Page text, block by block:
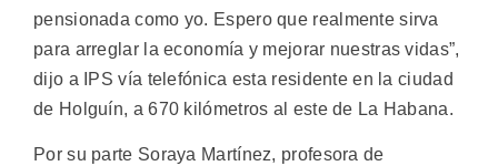
pensionada como yo. Espero que realmente sirva
para arreglar la economía y mejorar nuestras vidas”,
dijo a IPS vía telefónica esta residente en la ciudad
de Holguín, a 670 kilómetros al este de La Habana.
Por su parte Soraya Martínez, profesora de